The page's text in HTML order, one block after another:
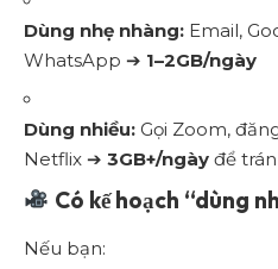
Dùng nhẹ nhàng: Email,
WhatsApp ➔ 1–2GB/ngày
Dùng nhiều: Gọi Zoom,
Netflix ➔ 3GB+/ngày để
Có kế hoạch “dùng
Nếu bạn: